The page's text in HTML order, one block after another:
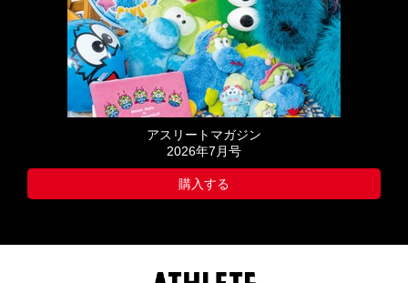
アスリートマガジン
2026年7月号
購入する